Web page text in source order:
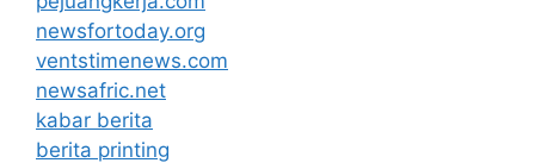
newsfortoday.org
ventstimenews.com
newsafric.net
kabar berita
berita printing